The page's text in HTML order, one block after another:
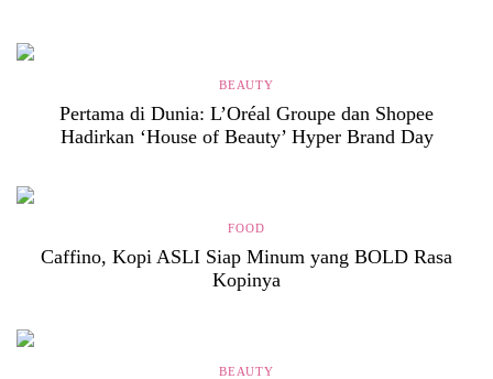
BEAUTY
Pertama di Dunia: L’Oréal Groupe dan Shopee
Hadirkan ‘House of Beauty’ Hyper Brand Day
FOOD
Caffino, Kopi ASLI Siap Minum yang BOLD Rasa
Kopinya
BEAUTY